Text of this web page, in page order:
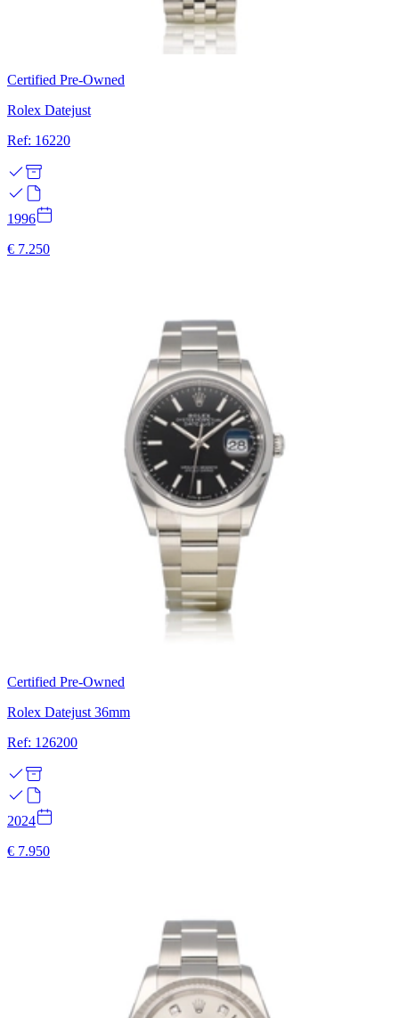
Certified Pre-Owned
Rolex Datejust
Ref: 16220
1996
€ 7.250
Certified Pre-Owned
Rolex Datejust 36mm
Ref: 126200
2024
€ 7.950